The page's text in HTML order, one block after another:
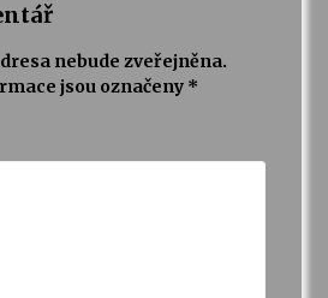
nebude zveřejněna.
jsou označeny *